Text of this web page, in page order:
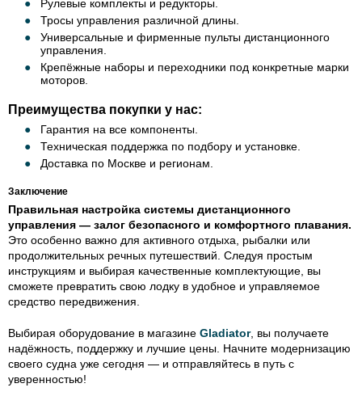
Рулевые комплекты и редукторы.
Тросы управления различной длины.
Универсальные и фирменные пульты дистанционного
управления.
Крепёжные наборы и переходники под конкретные марки
моторов.
Преимущества покупки у нас:
Гарантия на все компоненты.
Техническая поддержка по подбору и установке.
Доставка по Москве и регионам.
Заключение
Правильная настройка системы дистанционного
управления — залог безопасного и комфортного плавания.
Это особенно важно для активного отдыха, рыбалки или
продолжительных речных путешествий. Следуя простым
инструкциям и выбирая качественные комплектующие, вы
сможете превратить свою лодку в удобное и управляемое
средство передвижения.
Выбирая оборудование в магазине Gladiator, вы получаете
надёжность, поддержку и лучшие цены. Начните модернизацию
своего судна уже сегодня — и отправляйтесь в путь с
уверенностью!